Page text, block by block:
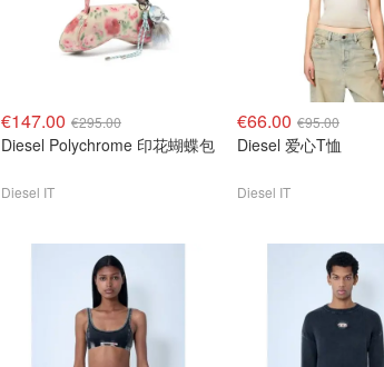
€147.00 €295.00
Diesel Polychrome 印花蝴蝶包
Diesel IT
€66.00 €95.00
Diesel 爱心T恤
Diesel IT